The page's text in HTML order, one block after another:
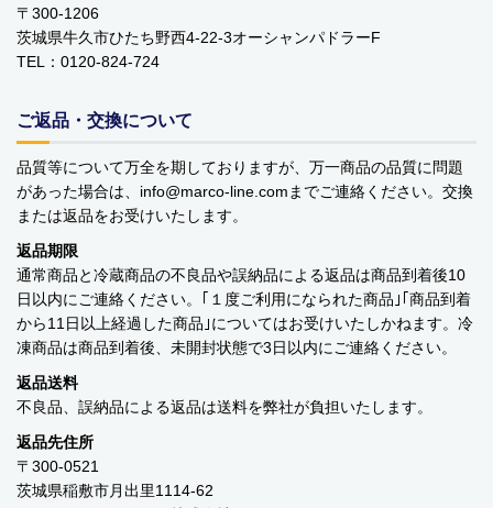
YOPE
noa family
MARNA マーナ
DULTON ダルトン
nailmatic
sonnet
橋本クロス
価格から探す
〒300-1206
茨城県牛久市ひたち野西4-22-3オーシャンパドラーF
TEL：0120-824-724
ご返品・交換について
品質等について万全を期しておりますが、万一商品の品質に問題
があった場合は、info
marco-line.comまでご連絡ください。交換
または返品をお受けいたします。
返品期限
通常商品と冷蔵商品の不良品や誤納品による返品は商品到着後10
日以内にご連絡ください。｢１度ご利用になられた商品｣｢商品到着
から11日以上経過した商品｣についてはお受けいたしかねます。冷
凍商品は商品到着後、未開封状態で3日以内にご連絡ください。
返品送料
不良品、誤納品による返品は送料を弊社が負担いたします。
返品先住所
〒300-0521
茨城県稲敷市月出里1114-62